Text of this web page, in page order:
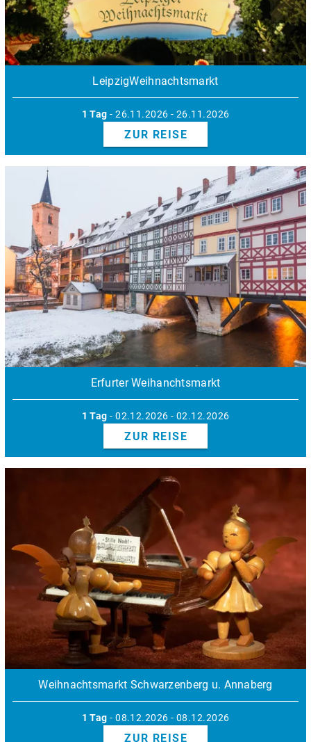
LeipzigWeihnachtsmarkt
1 Tag - 26.11.2026 - 26.11.2026
ZUR REISE
Erfurter Weihanchtsmarkt
1 Tag - 02.12.2026 - 02.12.2026
ZUR REISE
Weihnachtsmarkt Schwarzenberg u. Annaberg
1 Tag - 08.12.2026 - 08.12.2026
ZUR REISE